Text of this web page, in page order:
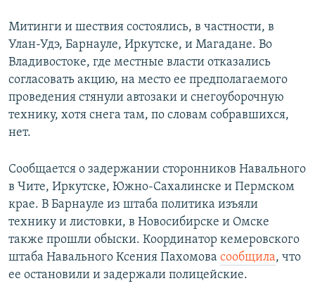
Митинги и шествия состоялись, в частности, в
Улан-Удэ, Барнауле, Иркутске, и Магадане. Во
Владивостоке, где местные власти отказались
согласовать акцию, на место ее предполагаемого
проведения стянули автозаки и снегоуборочную
технику, хотя снега там, по словам собравшихся,
нет.
Сообщается о задержании сторонников Навального
в Чите, Иркутске, Южно-Сахалинске и Пермском
крае. В Барнауле из штаба политика изъяли
технику и листовки, в Новосибирске и Омске
также прошли обыски. Координатор кемеровского
штаба Навального Ксения Пахомова сообщила, что
ее остановили и задержали полицейские.